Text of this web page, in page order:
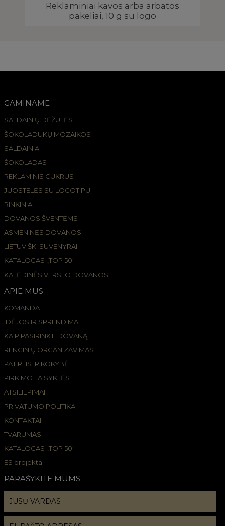
Reklaminiai kavos arba arbatos
pakeliai, 10 g su logo
GAMINAME
SALDAINIŲ DĖŽUTĖS
ŠOKOLADUKŲ MOZAIKOS
SALDAINIAI
ŠOKOLADAS
REKLAMINIS CUKRUS
JUOSTELĖS SU LOGOTIPU
RINKINIAI
DOVANOS ŠVENTĖMS
ASMENINĖS DOVANOS
LIETUVIŠKI SUVENYRAI
KATALOGAS „TOP 50“
KALĖDINĖS VERSLO DOVANOS
APIE MUS
KOMANDA
IDĖJOS IR SPRENDIMAI
KAIP PASIRINKTI DOVANĄ
RENGINIŲ ORGANIZAVIMAS
PATIRTIS IR KOKYBĖ
PIRKIMO TAISYKLĖS
ATSILIEPIMAI
PRIVATUMO POLITIKA
KONTAKTAI
TVARUMAS
KATALOGAS „TOP 50“
ES projektai
PARAŠYKITE MUMS: